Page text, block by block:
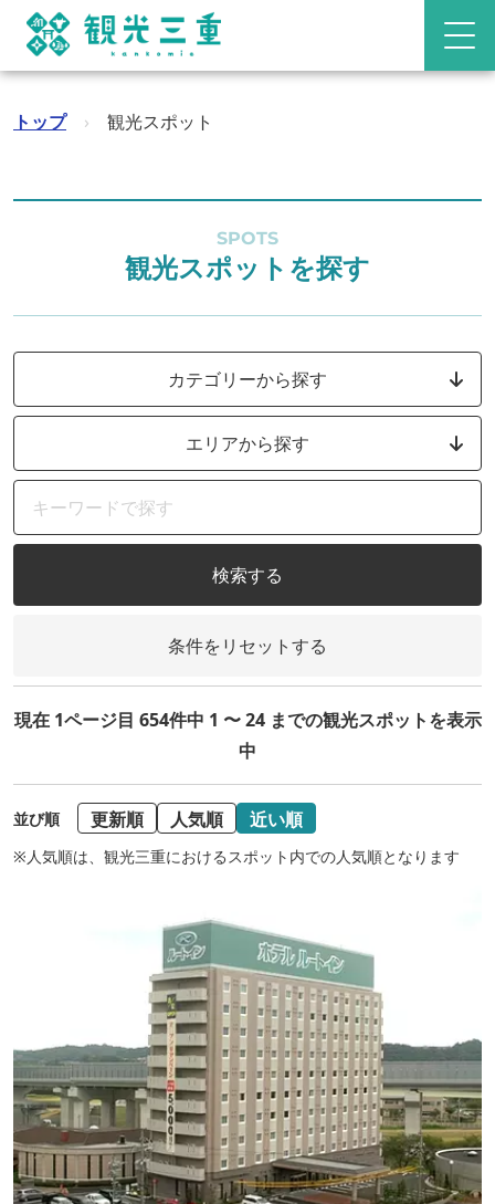
トップ › 観光スポット
SPOTS
観光スポットを探す
カテゴリーから探す
エリアから探す
検索する
条件をリセットする
現在 1ページ目 654件中 1 〜 24 までの観光スポットを表示
中
並び順 更新順 人気順 近い順
※人気順は、観光三重におけるスポット内での人気順となります